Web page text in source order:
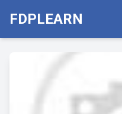
FDPLEARN